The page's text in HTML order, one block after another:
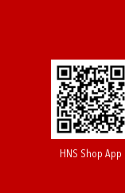
HNS Shop App